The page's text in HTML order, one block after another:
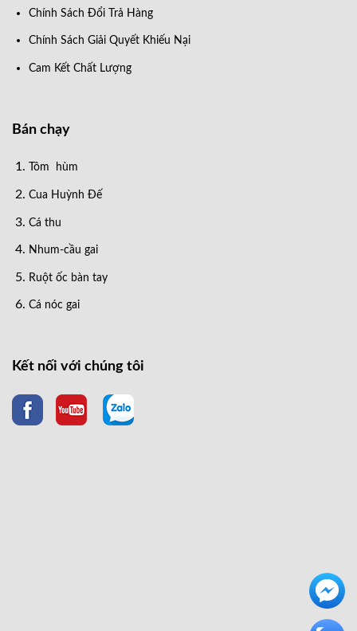
Chính Sách Đổi Trả Hàng
Chính Sách Giải Quyết Khiếu Nại
Cam Kết Chất Lượng
Bán chạy
Tôm hùm
Cua Huỳnh Đế
Cá thu
Nhum-cầu gai
Ruột ốc bàn tay
Cá nóc gai
Kết nối với chúng tôi